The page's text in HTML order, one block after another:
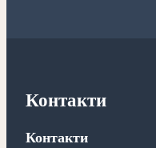
Контакти
Контакти